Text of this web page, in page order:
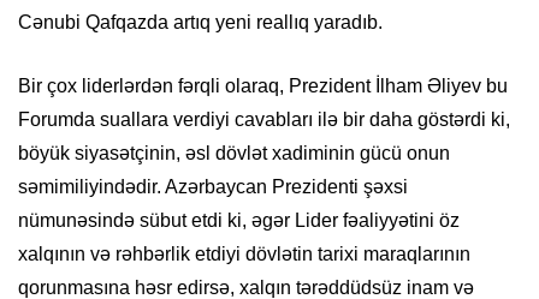
Cənubi Qafqazda artıq yeni reallıq yaradıb.
Bir çox liderlərdən fərqli olaraq, Prezident İlham Əliyev bu
Forumda suallara verdiyi cavabları ilə bir daha göstərdi ki,
böyük siyasətçinin, əsl dövlət xadiminin gücü onun
səmimiliyindədir. Azərbaycan Prezidenti şəxsi
nümunəsində sübut etdi ki, əgər Lider fəaliyyətini öz
xalqının və rəhbərlik etdiyi dövlətin tarixi maraqlarının
qorunmasına həsr edirsə, xalqın tərəddüdsüz inam və